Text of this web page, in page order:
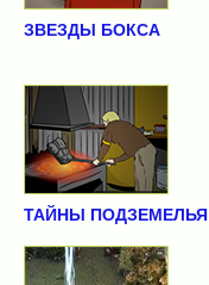
ЗВЕЗДЫ БОКСА
ТАЙНЫ ПОДЗЕМЕЛЬЯ